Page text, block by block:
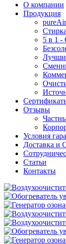
О компании
Продукция
5 в 1 -
Отзывы
Условия
Доставка и
Статьи
Контакты